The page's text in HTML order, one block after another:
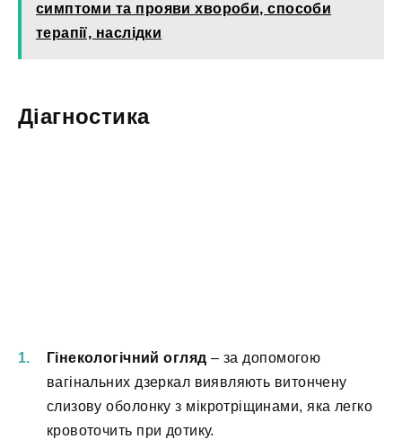
симптоми та прояви хвороби, способи
терапії, наслідки
Діагностика
Гінекологічний огляд – за допомогою
вагінальних дзеркал виявляють витончену
слизову оболонку з мікротріщинами, яка легко
кровоточить при дотику.